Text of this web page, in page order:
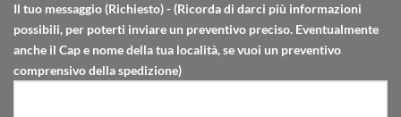
Il tuo messaggio (Richiesto) - (Ricorda di darci più informazioni
possibili, per poterti inviare un preventivo preciso. Eventualmente
anche il Cap e nome della tua località, se vuoi un preventivo
comprensivo della spedizione)